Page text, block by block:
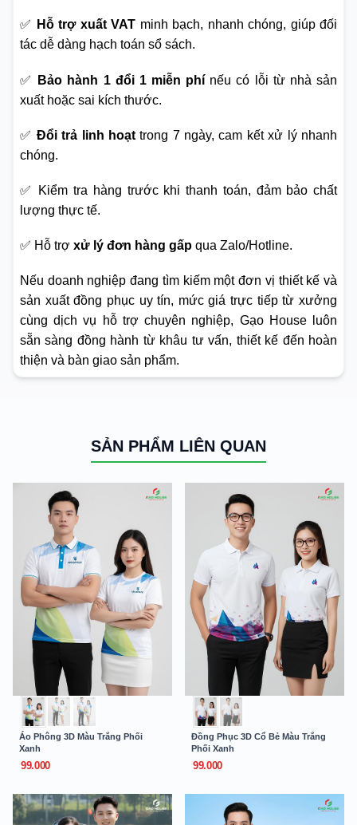
✅ Hỗ trợ xuất VAT minh bạch, nhanh chóng, giúp đối
tác dễ dàng hạch toán sổ sách.
✅ Bảo hành 1 đổi 1 miễn phí nếu có lỗi từ nhà sản
xuất hoặc sai kích thước.
✅ Đổi trả linh hoạttrong 7 ngày, cam kết xử lý nhanh
chóng.
✅ Kiểm tra hàng trước khi thanh toán, đảm bảo chất
lượng thực tế.
✅ Hỗ trợ xử lý đơn hàng gấp qua Zalo/Hotline.
Nếu doanh nghiệp đang tìm kiếm một đơn vị thiết kế và
sản xuất đồng phục uy tín, mức giá trực tiếp từ xưởng
cùng dịch vụ hỗ trợ chuyên nghiệp, Gạo House luôn
sẵn sàng đồng hành từ khâu tư vấn, thiết kế đến hoàn
thiện và bàn giao sản phẩm.
SẢN PHẨM LIÊN QUAN
Áo Phông 3D Màu Trắng Phối
Xanh
99.000
Đồng Phục 3D Cổ Bẻ Màu Trắng
Phối Xanh
99.000